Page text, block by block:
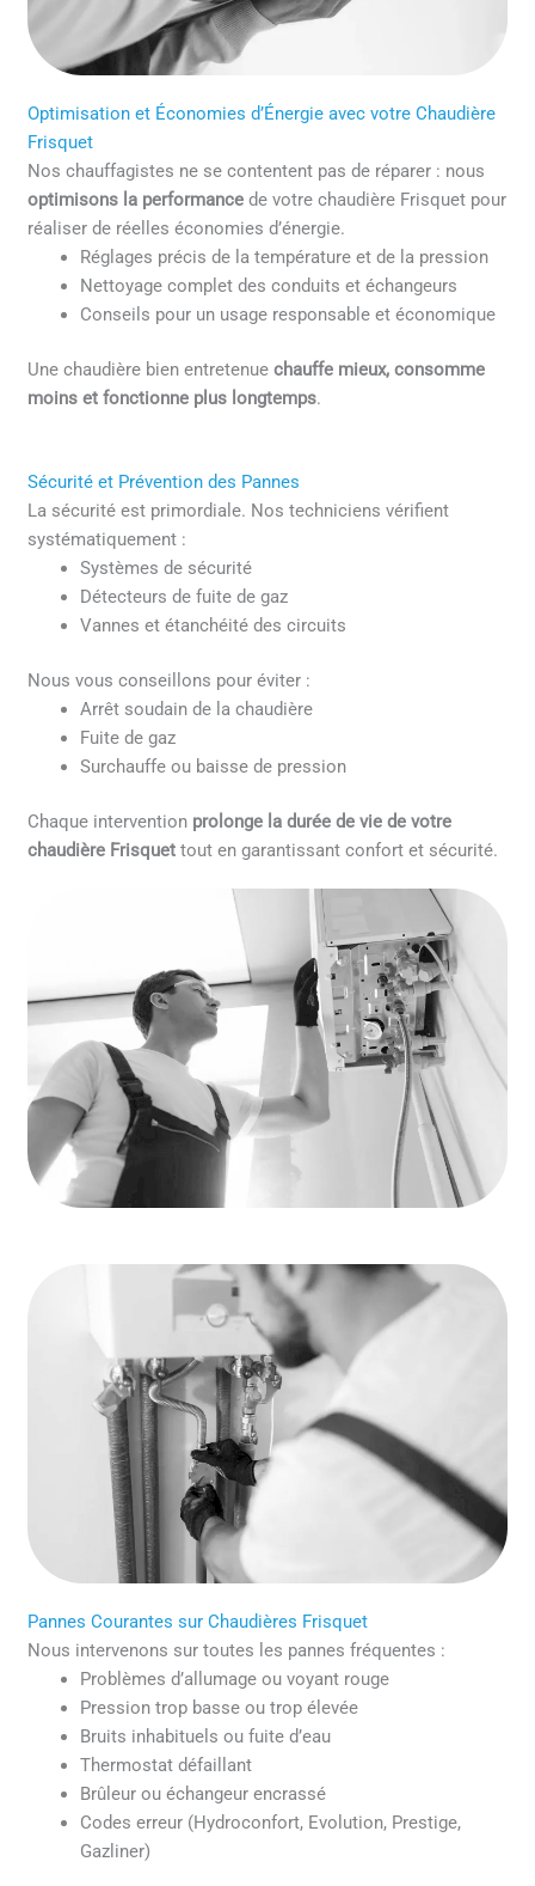
Optimisation et Économies d’Énergie avec votre Chaudière
Frisquet
Nos chauffagistes ne se contentent pas de réparer : nous
optimisons la performance de votre chaudière Frisquet pour
réaliser de réelles économies d’énergie.
Réglages précis de la température et de la pression
Nettoyage complet des conduits et échangeurs
Conseils pour un usage responsable et économique
Une chaudière bien entretenuechauffe mieux, consomme
moins et fonctionne plus longtemps.
Sécurité et Prévention des Pannes
La sécurité est primordiale. Nos techniciens vérifient
systématiquement :
Systèmes de sécurité
Détecteurs de fuite de gaz
Vannes et étanchéité des circuits
Nous vous conseillons pour éviter :
Arrêt soudain de la chaudière
Fuite de gaz
Surchauffe ou baisse de pression
Chaque intervention prolonge la durée de vie de votre
chaudière Frisquet tout en garantissant confort et sécurité.
Pannes Courantes sur Chaudières Frisquet
Nous intervenons sur toutes les pannes fréquentes :
Problèmes d’allumage ou voyant rouge
Pression trop basse ou trop élevée
Bruits inhabituels ou fuite d’eau
Thermostat défaillant
Brûleur ou échangeur encrassé
Codes erreur (Hydroconfort, Evolution, Prestige,
Gazliner)